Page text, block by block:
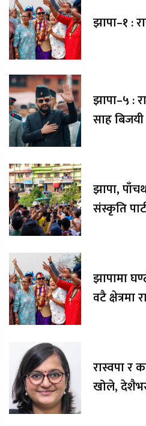
झापा–१ :
झापा–५ :
साह बिजयी
झापा,
संस्कृति
झापामा
वटै क्षेत्रमा
रास्वपा र
खोले,